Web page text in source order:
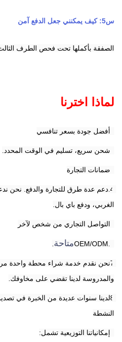
س5: كيف يمكنني جعل الدفع آمن
الصفقة بأكملها تحت فحص الطرف الثالث
لماذا اخترنا
الغربي، ودفع باي بال.
متاحة.
والمدروسة لدينا تقضي على مخاوفك.
النشطة